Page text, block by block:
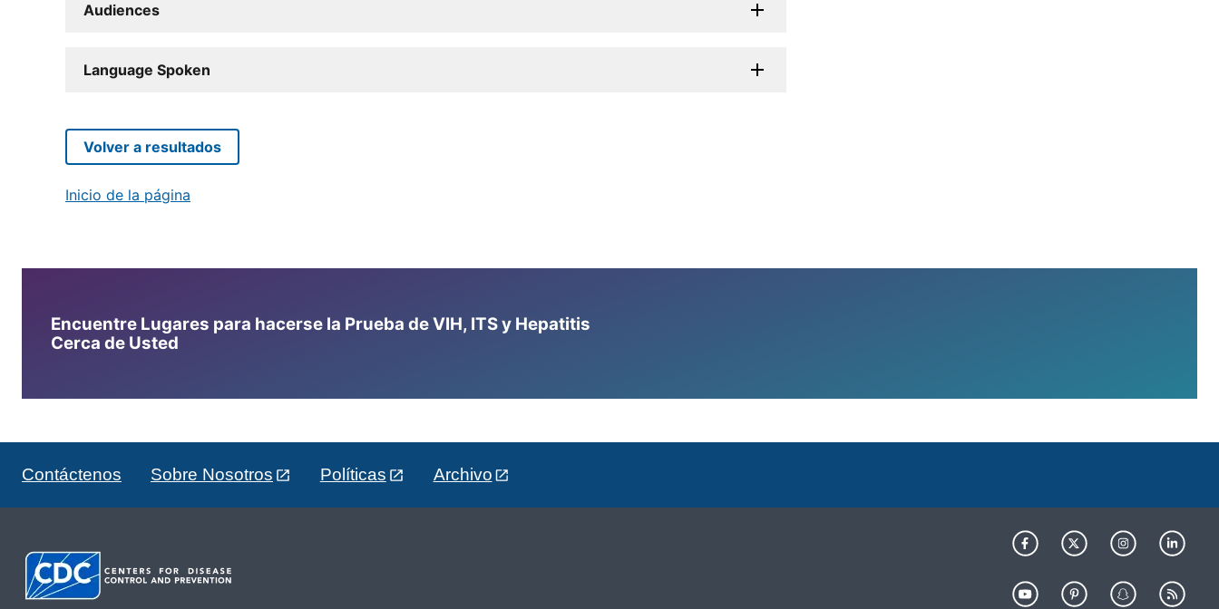
Audiences
Language Spoken
Volver a resultados
Inicio de la página
Encuentre Lugares para hacerse la Prueba de VIH, ITS y Hepatitis
Cerca de Usted
Contáctenos Sobre Nosotros Políticas Archivo